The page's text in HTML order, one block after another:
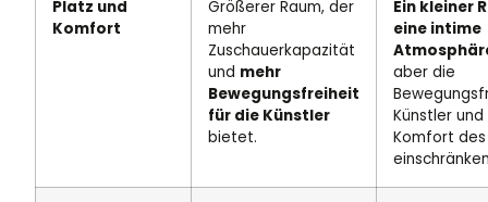
Platz und
Komfort
Größerer Raum, der
mehr
Zuschauerkapazität
und mehr
Bewegungsfreiheit
für die Künstler
bietet.
Ein kleiner
eine intime
aber die
Künstler
Komfort des